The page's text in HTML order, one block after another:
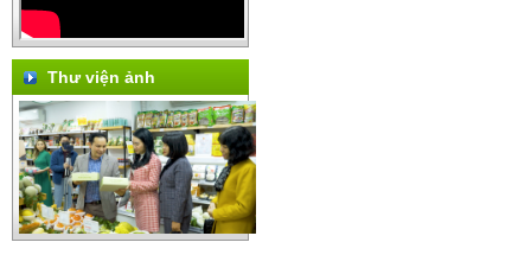
Thư viện ảnh